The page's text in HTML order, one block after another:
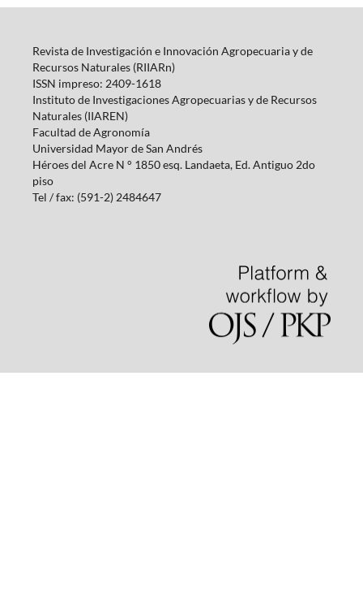
Revista de Investigación e Innovación Agropecuaria y de
Recursos Naturales (RIIARn)
ISSN impreso: 2409-1618
Instituto de Investigaciones Agropecuarias y de Recursos
Naturales (IIAREN)
Facultad de Agronomía
Universidad Mayor de San Andrés
Héroes del Acre N ° 1850 esq. Landaeta, Ed.Antiguo 2do
piso
Tel / fax: (591-2) 2484647